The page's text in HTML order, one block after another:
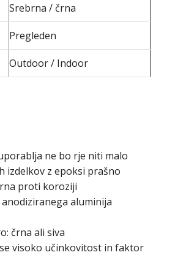
Srebrna / črna
Pregleden
Outdoor / Indoor
ne bo rje niti malo
izdelkov z epoksi prašno
proti koroziji
aluminija
črna ali siva
visoko učinkovitost in faktor